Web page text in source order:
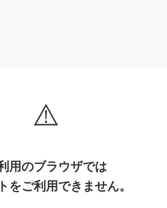
⚠️
用のブラウザでは
をご利用できません。